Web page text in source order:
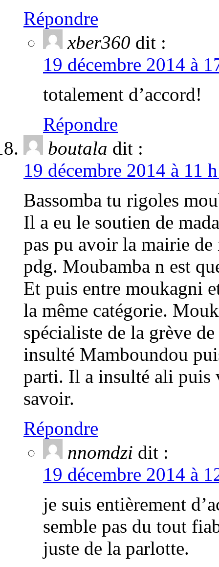
Répondre
xber360 dit :
19 décembre 2014 à
totalement d’accord!
Répondre
boutala dit :
19 décembre 2014 à 11
Bassomba tu rigoles
Il a eu le soutien de
pas pu avoir la mairie de
pdg. Moubamba n est
Et puis entre moukagni
la même catégorie.
spécialiste de la grève
insulté Mamboundou
parti. Il a insulté ali puis
savoir.
Répondre
nnomdzi dit :
19 décembre 2014 à
je suis entièrement
semble pas du tout
juste de la parlotte.